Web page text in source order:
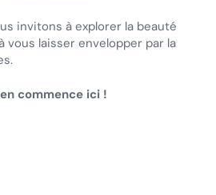
invitons à explorer la beauté
vous laisser envelopper par la
commence ici !